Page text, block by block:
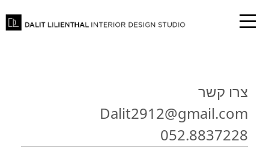
צרו קשר
Dalit2912@gmail.com
052.8837228